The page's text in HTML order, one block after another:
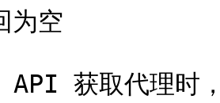
空
API 获取代理时